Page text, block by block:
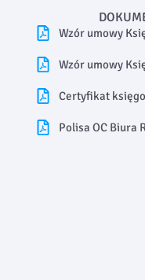
Wzór umowy
Wzór umowy
Certyfikat
Polisa OC Biura